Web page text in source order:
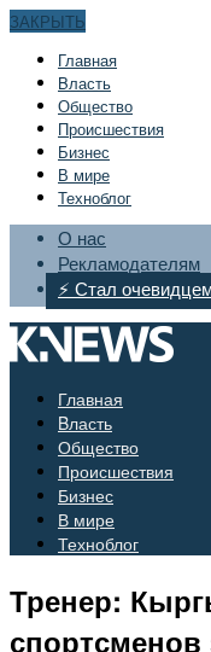
ЗАКРЫТЬ
Главная
Bласть
Общество
Происшествия
Бизнес
В мире
Техноблог
О нас
Рекламодателям
⚡ Стал
Главная
Bласть
Общество
Происшествия
Бизнес
В мире
Техноблог
Тренер:
спортсменов